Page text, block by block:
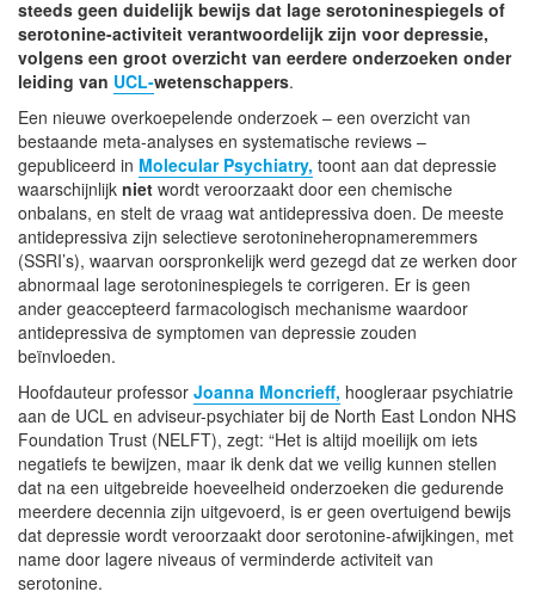
steeds geen duidelijk bewijs dat lage serotoninespiegels of
serotonine-activiteit verantwoordelijk zijn voor depressie,
volgens een groot overzicht van eerdere onderzoeken onder
leiding van UCL-wetenschappers.
Een nieuwe overkoepelende onderzoek – een overzicht van
bestaande meta-analyses en systematische reviews –
gepubliceerd in Molecular Psychiatry, toont aan dat depressie
waarschijnlijk niet wordt veroorzaakt door een chemische
onbalans, en stelt de vraag wat antidepressiva doen. De meeste
antidepressiva zijn selectieve serotonineheropnameremmers
(SSRI’s), waarvan oorspronkelijk werd gezegd dat ze werken door
abnormaal lage serotoninespiegels te corrigeren. Er is geen
ander geaccepteerd farmacologisch mechanisme waardoor
antidepressiva de symptomen van depressie zouden
beïnvloeden.
Hoofdauteur professor Joanna Moncrieff, hoogleraar psychiatrie
aan de UCL en adviseur-psychiater bij de North East London NHS
Foundation Trust (NELFT), zegt: “Het is altijd moeilijk om iets ​​
negatiefs te bewijzen, maar ik denk dat we veilig kunnen stellen
dat na een uitgebreide hoeveelheid onderzoeken die gedurende
meerdere decennia zijn uitgevoerd, is er geen overtuigend bewijs
dat depressie wordt veroorzaakt door serotonine-afwijkingen, met
name door lagere niveaus of verminderde activiteit van
serotonine.